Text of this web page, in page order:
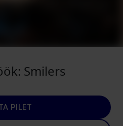
Smilers
PILET